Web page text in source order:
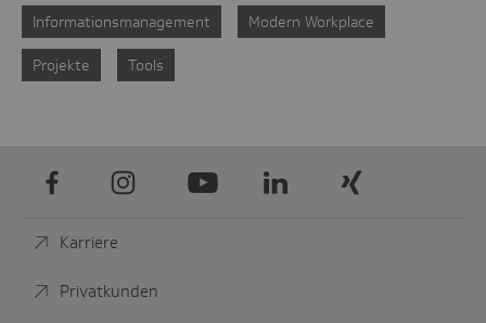
Informationsmanagement Modern Workplace
Projekte Tools
Facebook Instagram
Youtube LinkedIn Xing
Karriere
Privatkunden